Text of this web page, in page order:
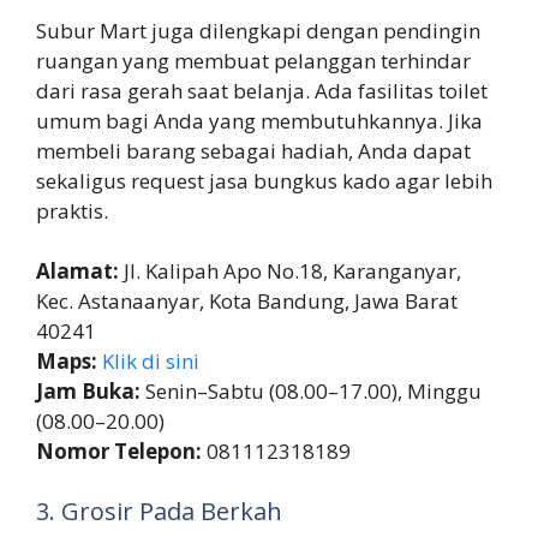
Subur Mart juga dilengkapi dengan pendingin
ruangan yang membuat pelanggan terhindar
dari rasa gerah saat belanja. Ada fasilitas toilet
umum bagi Anda yang membutuhkannya. Jika
membeli barang sebagai hadiah, Anda dapat
sekaligus request jasa bungkus kado agar lebih
praktis.
Alamat: Jl. Kalipah Apo No.18, Karanganyar,
Kec. Astanaanyar, Kota Bandung, Jawa Barat
40241
Maps: Klik di sini
Jam Buka: Senin–Sabtu (08.00–17.00), Minggu
(08.00–20.00)
Nomor Telepon: 081112318189
3. Grosir Pada Berkah